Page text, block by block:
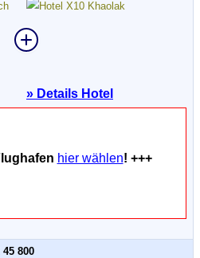
» Details Hotel
hier wählen! +++
45 800